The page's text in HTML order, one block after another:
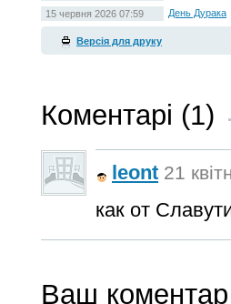
15 червня 2026 07:59
День Дурака
Версія для друку
Коментарі (1)
leont 21
как от
Ваш коментар